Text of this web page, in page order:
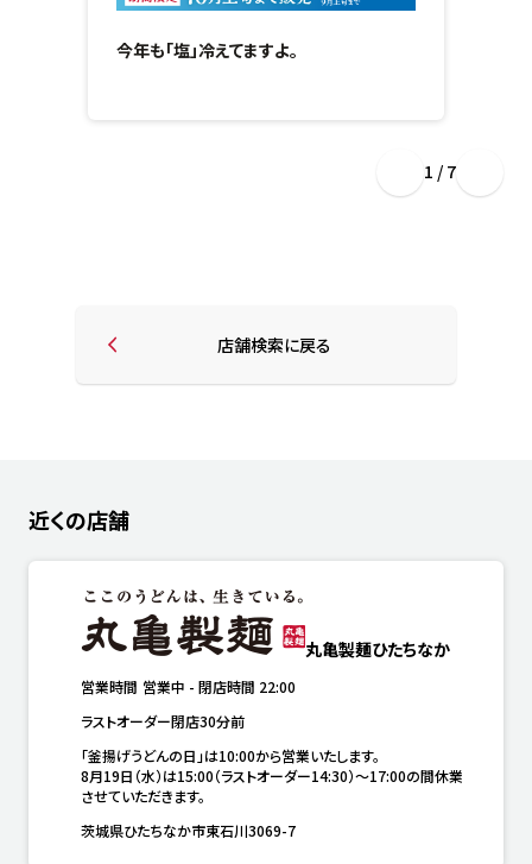
今年も「塩」冷えてますよ。
1 / 7
店舗検索に戻る
近くの店舗
丸亀製麺ひたちなか
営業時間 営業中 - 閉店時間 22:00
ラストオーダー閉店30分前
「釜揚げうどんの日」は10:00から営業いたします。
8月19日（水）は15:00（ラストオーダー14:30）～17:00の間休業
させていただきます。
茨城県ひたちなか市東石川3069-7